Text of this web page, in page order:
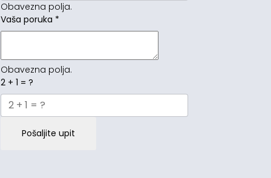
Obavezna polja.
Vaša poruka *
Obavezna polja.
2 + 1 = ?
Pošaljite upit